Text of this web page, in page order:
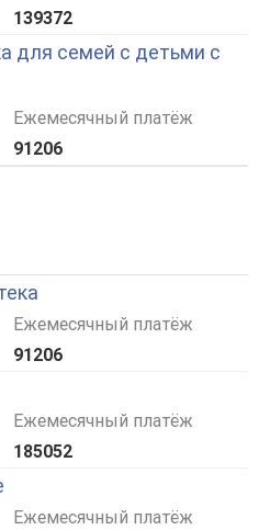
139372
для семей с детьми с
Ежемесячный платёж
91206
Ежемесячный платёж
91206
Ежемесячный платёж
185052
Ежемесячный платёж